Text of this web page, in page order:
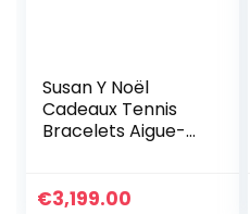
Susan Y Noël
Cadeaux Tennis
Bracelets Aigue-
Bracelet Bijoux
€3,199.00